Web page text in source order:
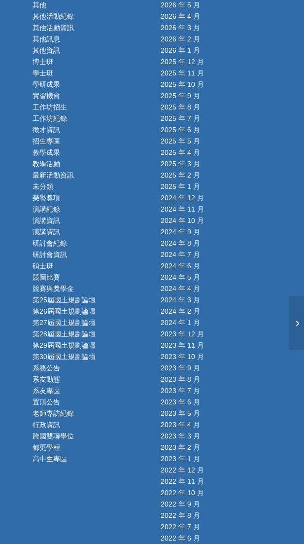
其他
其他活動紀錄
其他活動資訊
其他訊息
其他資訊
博士班
學士班
學研成果
實習機會
工作坊招生
工作坊紀錄
徵才資訊
招生專區
教學成果
教學活動
最新活動資訊
未分類
榮譽獎項
演講紀錄
演講資訊
演講資訊
研討會紀錄
研討會資訊
碩士班
競圖比賽
競賽與獎學金
第25屆國土規劃論壇
第26屆國土規劃論壇
第27屆國土規劃論壇
第28屆國土規劃論壇
第29屆國土規劃論壇
第30屆國土規劃論壇
系務公告
系友動態
系友專區
置頂公告
老師專訪紀錄
行政資訊
跨國雙聯學位
都更學程
高中生專區
2026 年 5 月
2026 年 4 月
2026 年 3 月
2026 年 2 月
2026 年 1 月
2025 年 12 月
2025 年 11 月
2025 年 10 月
2025 年 9 月
2025 年 8 月
2025 年 7 月
2025 年 6 月
2025 年 5 月
2025 年 4 月
2025 年 3 月
2025 年 2 月
2025 年 1 月
2024 年 12 月
2024 年 11 月
2024 年 10 月
2024 年 9 月
2024 年 8 月
2024 年 7 月
2024 年 6 月
2024 年 5 月
2024 年 4 月
2024 年 3 月
2024 年 2 月
2024 年 1 月
2023 年 12 月
2023 年 11 月
2023 年 10 月
2023 年 9 月
2023 年 8 月
2023 年 7 月
2023 年 6 月
2023 年 5 月
2023 年 4 月
2023 年 3 月
2023 年 2 月
2023 年 1 月
2022 年 12 月
2022 年 11 月
2022 年 10 月
2022 年 9 月
2022 年 8 月
2022 年 7 月
2022 年 6 月